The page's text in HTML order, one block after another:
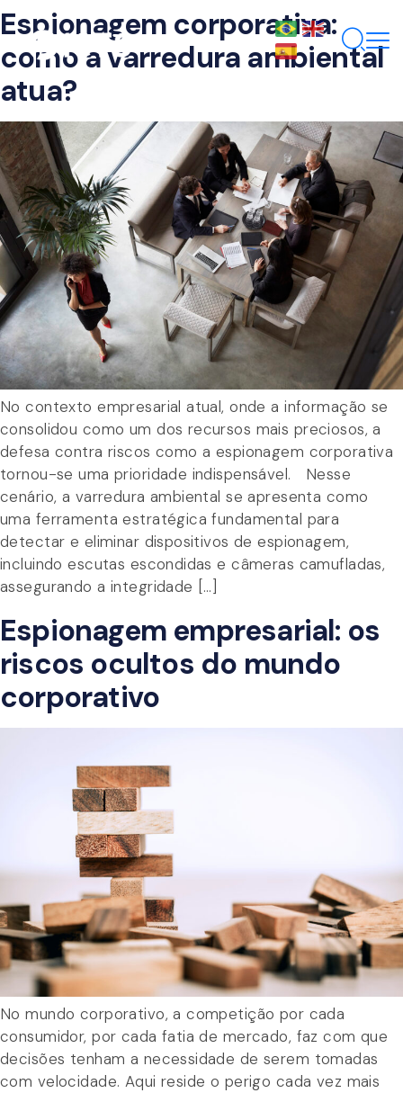
Espionagem corporativa:
como a varredura ambiental
atua?
No contexto empresarial atual, onde a informação se
consolidou como um dos recursos mais preciosos, a
defesa contra riscos como a espionagem corporativa
tornou-se uma prioridade indispensável. Nesse
cenário, a varredura ambiental se apresenta como
uma ferramenta estratégica fundamental para
detectar e eliminar dispositivos de espionagem,
incluindo escutas escondidas e câmeras camufladas,
assegurando a integridade […]
Espionagem empresarial: os
riscos ocultos do mundo
corporativo
No mundo corporativo, a competição por cada
consumidor, por cada fatia de mercado, faz com que
decisões tenham a necessidade de serem tomadas
com velocidade. Aqui reside o perigo cada vez mais